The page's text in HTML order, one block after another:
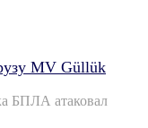
MV Güllük
БПЛА атаковал